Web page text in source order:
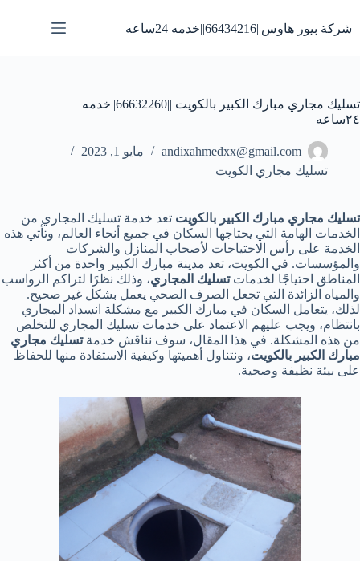
إلى
المحتوى
شركة بيور هاوس||66434216||خدمه 24ساعه
تسليك مجاري مبارك الكبير بالكويت ||66632260||خدمه
٢٤ساعه
andixahmedxx@gmail.com
مايو 1, 2023
تسليك مجاري الكويت
تسليك مجاري مبارك الكبير بالكويت تعد خدمة تسليك المجاري من
الخدمات الهامة التي يحتاجها السكان في جميع أنحاء العالم، وتأتي هذه
الخدمة على رأس الاحتياجات لأصحاب المنازل والشركات
والمؤسسات. في الكويت، تعد مدينة مبارك الكبير واحدة من أكثر
المناطق احتياجًا لخدماتتسليك المجاري، وذلك نظرًا لتراكم الرواسب
والمياه الزائدة التي تجعل الصرف الصحي يعمل بشكل غير صحيح.
لذلك، يتعامل السكان في مبارك الكبير مع مشكلة انسداد المجاري
بانتظام، ويجب عليهم الاعتماد على خدمات تسليك المجاري للتخلص
من هذه المشكلة. في هذا المقال، سوف نناقش خدمةتسليك مجاري
مبارك الكبير بالكويت، ونتناول أهميتها وكيفية الاستفادة منها للحفاظ
على بيئة نظيفة وصحية.